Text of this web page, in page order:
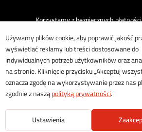
Korzystamy z bezpiecznych płatności